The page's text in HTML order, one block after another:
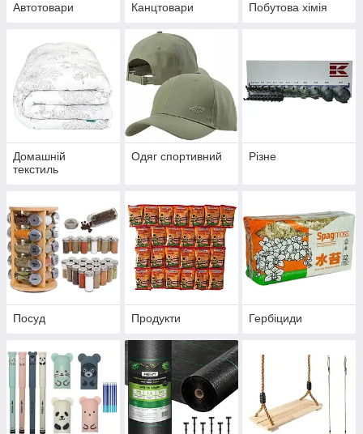
Автотовари Канцтовари Побутова хімія
Домашній
текстиль
Одяг спортивний Різне
Посуд Продукти Гербіциди